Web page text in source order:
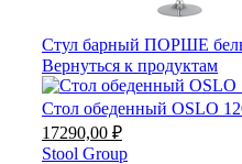
Стул барный ПОРШЕ
Вернуться к продуктам
Стол обеденный OSLO
17290,00 ₽
Stool Group